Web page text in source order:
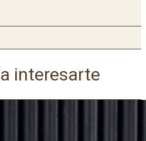
interesarte